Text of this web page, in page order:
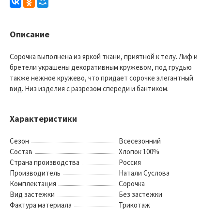
Описание
Сорочка выполнена из яркой ткани, приятной к телу. Лиф и
бретели украшены декоративным кружевом, под грудью
также нежное кружево, что придает сорочке элегантный
вид. Низ изделия с разрезом спереди и бантиком.
Характеристики
Сезон
Всесезонний
Состав
Хлопок 100%
Страна производства
Россия
Производитель
Натали Суслова
Комплектация
Сорочка
Вид застежки
Без застежки
Фактура материала
Трикотаж